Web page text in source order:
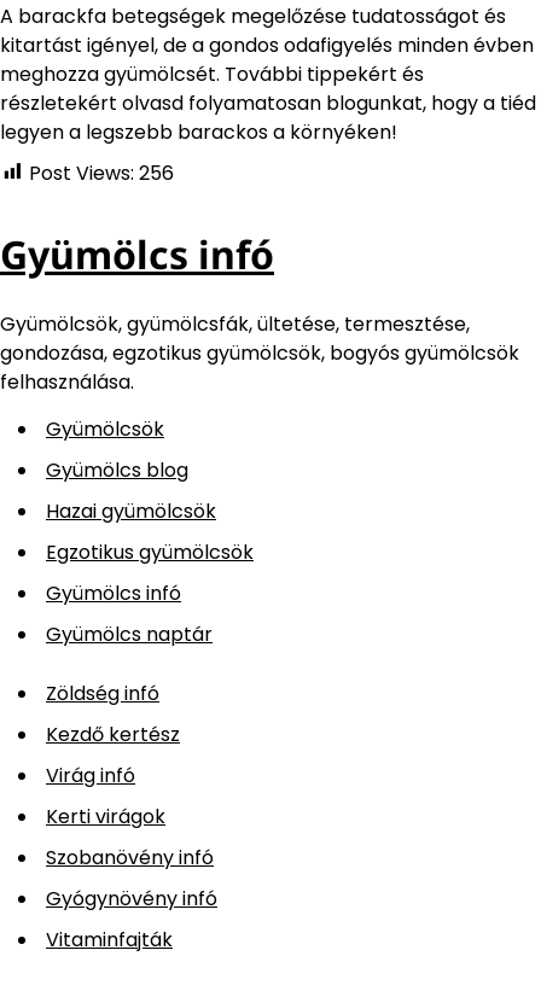
A barackfa betegségek megelőzése tudatosságot és
kitartást igényel, de a gondos odafigyelés minden évben
meghozza gyümölcsét. További tippekért és
részletekért olvasd folyamatosan blogunkat, hogy a tiéd
legyen a legszebb barackos a környéken!
Post Views: 256
Gyümölcs infó
Gyümölcsök, gyümölcsfák, ültetése, termesztése,
gondozása, egzotikus gyümölcsök, bogyós gyümölcsök
felhasználása.
Gyümölcsök
Gyümölcs blog
Hazai gyümölcsök
Egzotikus gyümölcsök
Gyümölcs infó
Gyümölcs naptár
Zöldség infó
Kezdő kertész
Virág infó
Kerti virágok
Szobanövény infó
Gyógynövény infó
Vitaminfajták